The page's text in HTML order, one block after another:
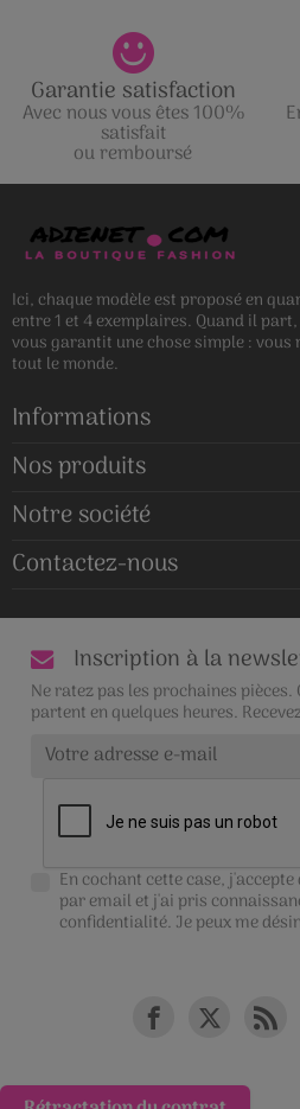
Garantie satisfaction
Avec nous vous êtes 100%
satisfait
ou remboursé
Ici, chaque modèle est proposé en
entre 1 et 4 exemplaires. Quand il
vous garantit une chose simple : vous
tout le monde.
Informations
Nos produits
Notre société
Contactez-nous
Inscription à la
Ne ratez pas les prochaines
partent en quelques heures.
En cochant cette case,
par email et j'ai pris
confidentialité. Je peux me